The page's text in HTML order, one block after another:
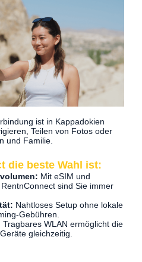
ist in Kappadokien
Teilen von Fotos oder
und Familie.
die beste Wahl ist:
Mit eSIM und
sind Sie immer
Nahtloses Setup ohne lokale
Gebühren.
Tragbares WLAN ermöglicht die
gleichzeitig.